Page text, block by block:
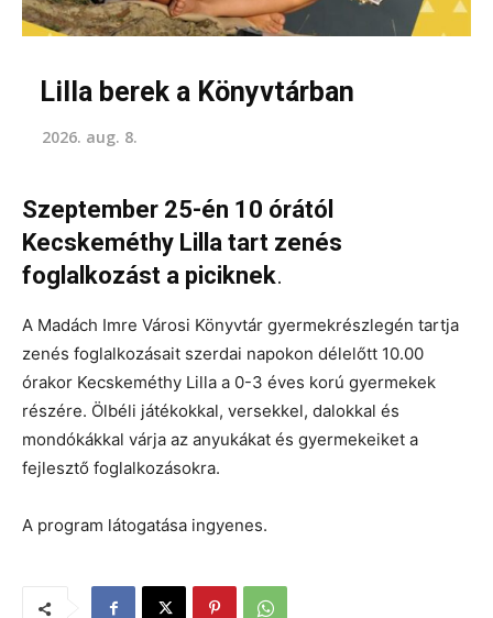
Lilla berek a Könyvtárban
2026. aug. 8.
Szeptember 25-én 10 órától
Kecskeméthy Lilla tart zenés
foglalkozást a piciknek.
A Madách Imre Városi Könyvtár gyermekrészlegén tartja
zenés foglalkozásait szerdai napokon délelőtt 10.00
órakor Kecskeméthy Lilla a 0-3 éves korú gyermekek
részére. Ölbéli játékokkal, versekkel, dalokkal és
mondókákkal várja az anyukákat és gyermekeiket a
fejlesztő foglalkozásokra.
A program látogatása ingyenes.